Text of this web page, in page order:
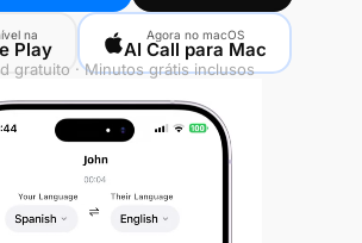
na
Play
Agora no macOS
AI Call para Mac
gratuito · Minutos grátis inclusos